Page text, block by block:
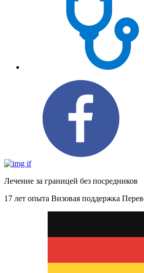
Лечение за границей без посредников
17 лет опыта Визовая поддержка